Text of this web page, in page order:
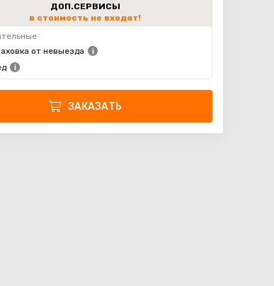
ДОП.СЕРВИСЫ
в стоимость не входят!
от невыезда
ЗАКАЗАТЬ